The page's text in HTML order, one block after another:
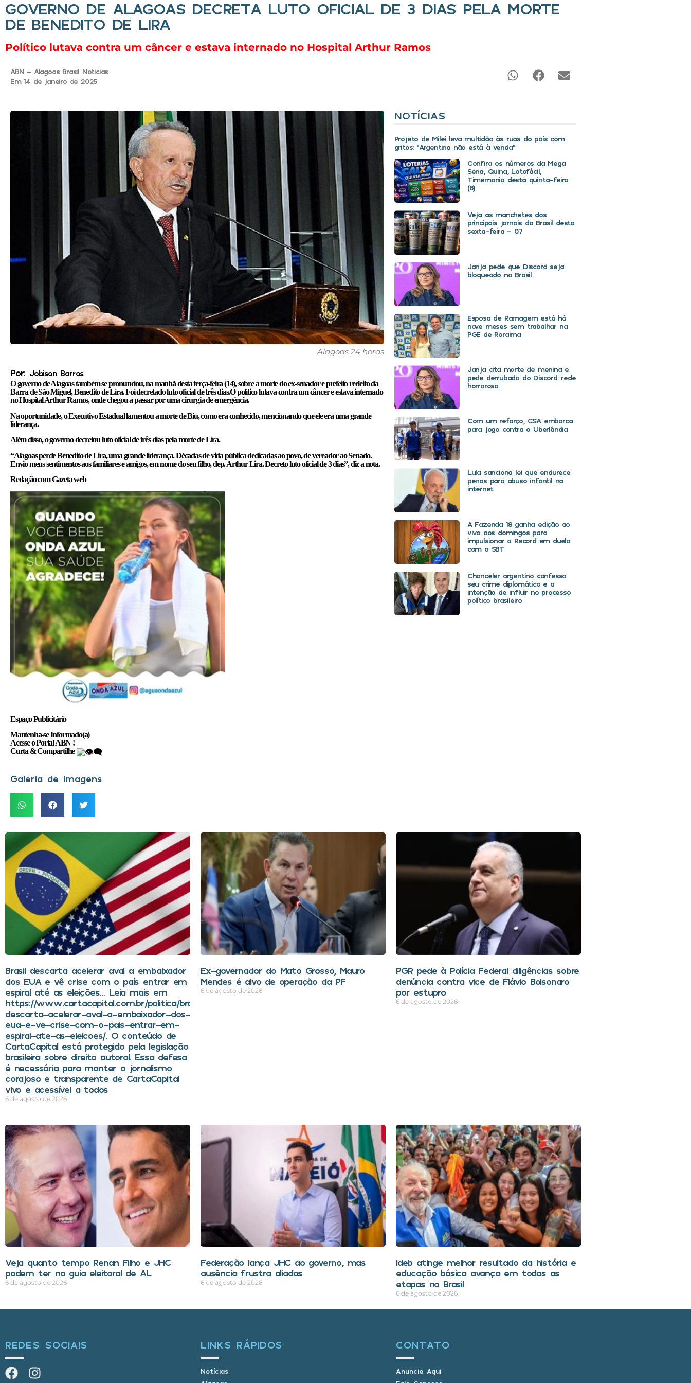
GOVERNO DE ALAGOAS DECRETA LUTO OFICIAL DE 3 DIAS PELA MORTE
DE BENEDITO DE LIRA
Político lutava contra um câncer e estava internado no Hospital Arthur Ramos
ABN - Alagoas Brasil Noticias
Em 14 de janeiro de 2025
Alagoas 24 horas
Por: Jobison Barros
O governo de Alagoas também se pronunciou, na manhã desta terça-feira (14), sobre a morte do ex-senador e prefeito reeleito da
Barra de São Miguel, Benedito de Lira. Foi decretado luto oficial de três dias.O político lutava contra um câncer e estava internado
no Hospital Arthur Ramos, onde chegou a passar por uma cirurgia de emergência.
Na oportunidade, o Executivo Estadual lamentou a morte de Biu, como era conhecido, mencionando que ele era uma grande
liderança.
Além disso, o governo decretou luto oficial de três dias pela morte de Lira.
“Alagoas perde Benedito de Lira, uma grande liderança. Décadas de vida pública dedicadas ao povo, de vereador ao Senado.
Envio meus sentimentos aos familiares e amigos, em nome do seu filho, dep. Arthur Lira. Decreto luto oficial de 3 dias”, diz a nota.
Redação com Gazeta web
Espaço Publicitário
Mantenha-se Informado(a)
Acesse o Portal ABN !
Curta & Compartilhe
Galeria de Imagens
NOTÍCIAS
Projeto de Milei leva multidão às ruas do país com
gritos: “Argentina não está à venda”
Confira os números da Mega
Sena, Quina, Lotofácil,
Timemania desta quinta-feira
(6)
Veja as manchetes dos
principais jornais do Brasil desta
sexta-feira – 07
Janja pede que Discord seja
bloqueado no Brasil
Esposa de Ramagem está há
nove meses sem trabalhar na
PGE de Roraima
Janja cita morte de menina e
pede derrubada do Discord: rede
horrorosa
Com um reforço, CSA embarca
para jogo contra o Uberlândia
Lula sanciona lei que endurece
penas para abuso infantil na
internet
A Fazenda 18 ganha edição ao
vivo aos domingos para
impulsionar a Record em duelo
com o SBT
Chanceler argentino confessa
seu crime diplomático e a
intenção de influir no processo
político brasileiro
Brasil descarta acelerar aval a embaixador
dos EUA e vê crise com o país entrar em
espiral até as eleições… Leia mais em
https://www.cartacapital.com.br/politica/brasil-
descarta-acelerar-aval-a-embaixador-dos-
eua-e-ve-crise-com-o-pais-entrar-em-
espiral-ate-as-eleicoes/. O conteúdo de
CartaCapital está protegido pela legislação
brasileira sobre direito autoral. Essa defesa
é necessária para manter o jornalismo
corajoso e transparente de CartaCapital
vivo e acessível a todos
6 de agosto de 2026
Ex-governador do Mato Grosso, Mauro
Mendes é alvo de operação da PF
6 de agosto de 2026
PGR pede à Polícia Federal diligências sobre
denúncia contra vice de Flávio Bolsonaro
por estupro
6 de agosto de 2026
Veja quanto tempo Renan Filho e JHC
podem ter no guia eleitoral de AL
6 de agosto de 2026
Federação lança JHC ao governo, mas
ausência frustra aliados
6 de agosto de 2026
Ideb atinge melhor resultado da história e
educação básica avança em todas as
etapas no Brasil
6 de agosto de 2026
REDES SOCIAIS LINKS RÁPIDOS
Notícias
CONTATO
Anuncie Aqui